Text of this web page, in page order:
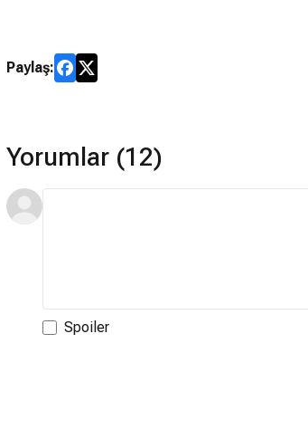
Paylaş:
Yorumlar (12)
Spoiler